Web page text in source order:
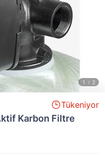
Tükeniyor
Karbon Filtre